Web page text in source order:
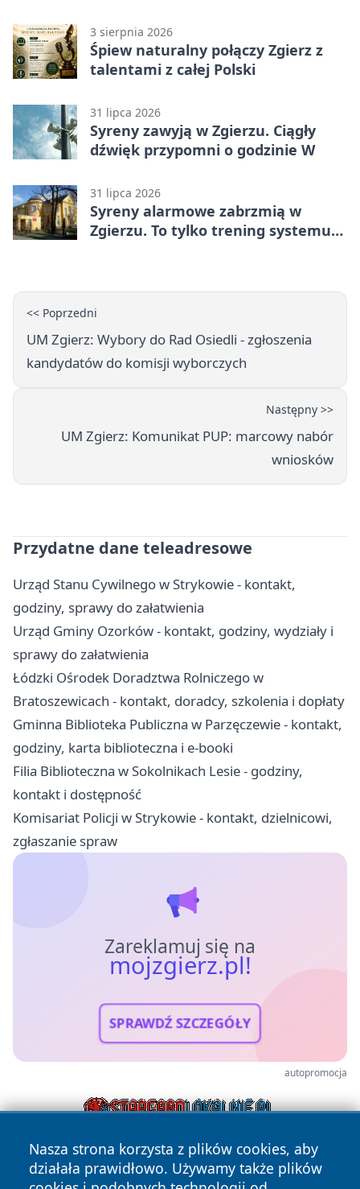
3 sierpnia 2026
Śpiew naturalny połączy Zgierz z
talentami z całej Polski
31 lipca 2026
Syreny zawyją w Zgierzu. Ciągły
dźwięk przypomni o godzinie W
31 lipca 2026
Syreny alarmowe zabrzmią w
Zgierzu. To tylko trening systemu
<< Poprzedni
UM Zgierz: Wybory do Rad Osiedli - zgłoszenia
kandydatów do komisji wyborczych
Następny >>
UM Zgierz: Komunikat PUP: marcowy nabór
wniosków
Przydatne dane teleadresowe
Urząd Stanu Cywilnego w Strykowie - kontakt,
godziny, sprawy do załatwienia
Urząd Gminy Ozorków - kontakt, godziny, wydziały i
sprawy do załatwienia
Łódzki Ośrodek Doradztwa Rolniczego w
Bratoszewicach - kontakt, doradcy, szkolenia i dopłaty
Gminna Biblioteka Publiczna w Parzęczewie - kontakt,
godziny, karta biblioteczna i e-booki
Filia Biblioteczna w Sokolnikach Lesie - godziny,
kontakt i dostępność
Komisariat Policji w Strykowie - kontakt, dzielnicowi,
zgłaszanie spraw
Zareklamuj się na
mojzgierz.pl!
SPRAWDŹ SZCZEGÓŁY
autopromocja
Nasza strona korzysta z plików cookies, aby
działała prawidłowo. Używamy także plików